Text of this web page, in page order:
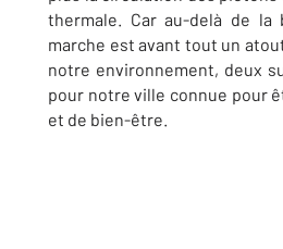
thermale. Car au-delà de la
marche est avant tout un
notre environnement, deux
pour notre ville connue pour
et de bien-être.